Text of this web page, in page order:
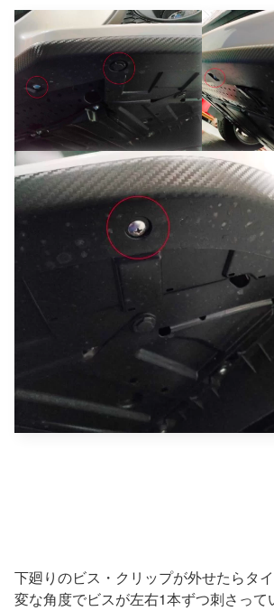
下廻りのビス・クリップが外せたらタ
変な角度でビスが左右1本ずつ刺さって